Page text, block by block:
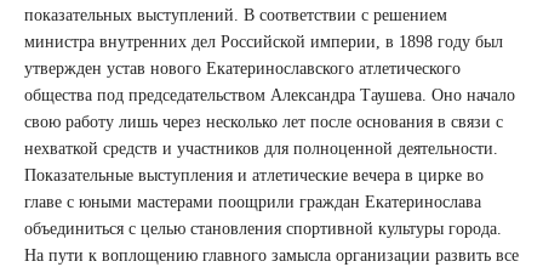
показательных выступлений. В соответствии с решением
министра внутренних дел Российской империи, в 1898 году был
утвержден устав нового Екатеринославского атлетического
общества под председательством Александра Таушева. Оно начало
свою работу лишь через несколько лет после основания в связи с
нехваткой средств и участников для полноценной деятельности.
Показательные выступления и атлетические вечера в цирке во
главе с юными мастерами поощрили граждан Екатеринослава
объединиться с целью становления спортивной культуры города.
На пути к воплощению главного замысла организации развить все